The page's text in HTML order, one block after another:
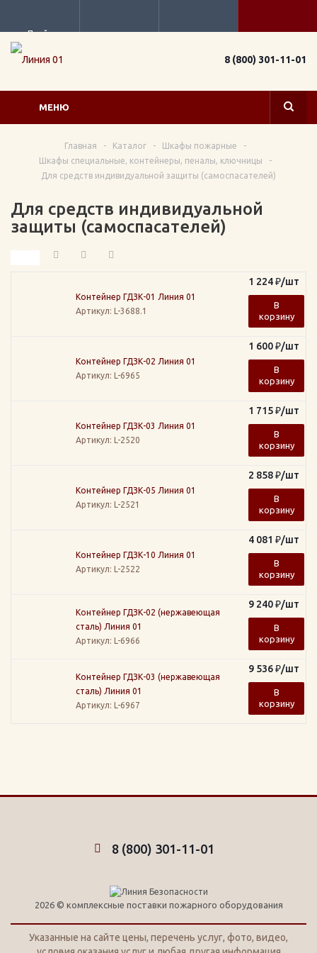
Прайс
8 (800) 301-11-01
МЕНЮ
Главная - Каталог - Шкафы пожарные
-
Шкафы специальные, контейнеры, пеналы, ключницы
-
Для средств индивидуальной защиты (самоспасателей)
Для средств индивидуальной
защиты (самоспасателей)
Контейнер ГДЗК-01 Линия 01
Артикул: L-3688.1
1 224₽/шт
В
корзину
Контейнер ГДЗК-02 Линия 01
Артикул: L-6965
1 600₽/шт
В
корзину
Контейнер ГДЗК-03 Линия 01
Артикул: L-2520
1 715₽/шт
В
корзину
Контейнер ГДЗК-05 Линия 01
Артикул: L-2521
2 858₽/шт
В
корзину
Контейнер ГДЗК-10 Линия 01
Артикул: L-2522
4 081 ₽/шт
В
корзину
Контейнер ГДЗК-02 (нержавеющая
сталь) Линия 01
Артикул: L-6966
9 240₽/шт
В
корзину
Контейнер ГДЗК-03 (нержавеющая
сталь) Линия 01
Артикул: L-6967
9 536₽/шт
В
корзину
8 (800) 301-11-01
2026 © комплексные поставки пожарного оборудования
Указанные на сайте цены, перечень услуг, фото, видео,